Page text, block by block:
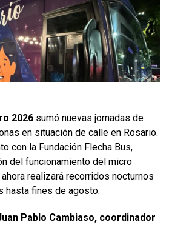
2026 sumó nuevas jornadas de
en situación de calle en Rosario.
con la Fundación Flecha Bus,
del funcionamiento del micro
realizará recorridos nocturnos
hasta fines de agosto.
Pablo Cambiaso, coordinador